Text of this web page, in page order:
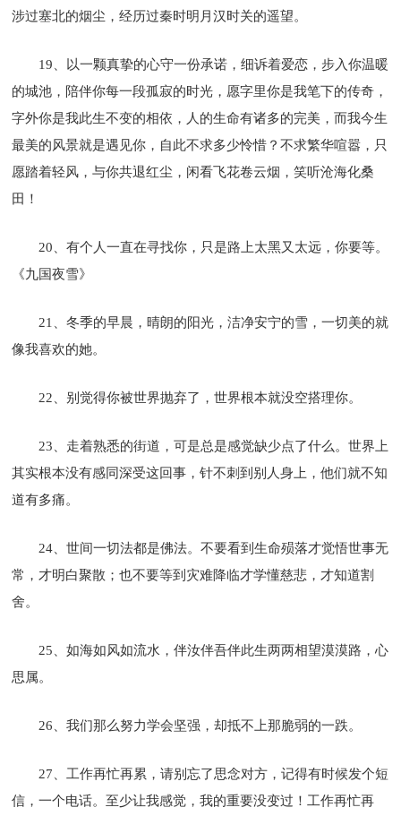
涉过塞北的烟尘，经历过秦时明月汉时关的遥望。
19、以一颗真挚的心守一份承诺，细诉着爱恋，步入你温暖
的城池，陪伴你每一段孤寂的时光，愿字里你是我笔下的传奇，
字外你是我此生不变的相依，人的生命有诸多的完美，而我今生
最美的风景就是遇见你，自此不求多少怜惜？不求繁华喧嚣，只
愿踏着轻风，与你共退红尘，闲看飞花卷云烟，笑听沧海化桑
田！
20、有个人一直在寻找你，只是路上太黑又太远，你要等。
《九国夜雪》
21、冬季的早晨，晴朗的阳光，洁净安宁的雪，一切美的就
像我喜欢的她。
22、别觉得你被世界抛弃了，世界根本就没空搭理你。
23、走着熟悉的街道，可是总是感觉缺少点了什么。世界上
其实根本没有感同深受这回事，针不刺到别人身上，他们就不知
道有多痛。
24、世间一切法都是佛法。不要看到生命殒落才觉悟世事无
常，才明白聚散；也不要等到灾难降临才学懂慈悲，才知道割
舍。
25、如海如风如流水，伴汝伴吾伴此生两两相望漠漠路，心
思属。
26、我们那么努力学会坚强，却抵不上那脆弱的一跌。
27、工作再忙再累，请别忘了思念对方，记得有时候发个短
信，一个电话。至少让我感觉，我的重要没变过！工作再忙再